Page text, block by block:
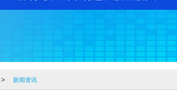
> 新闻资讯